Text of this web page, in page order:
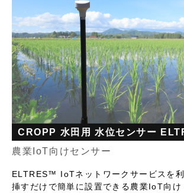
CROPP 水田用 水位センサー
農業IoT向けセンサー
ELTRES™ IoTネットワークサービスを
挿すだけで簡単に設置できる農業IoT向け